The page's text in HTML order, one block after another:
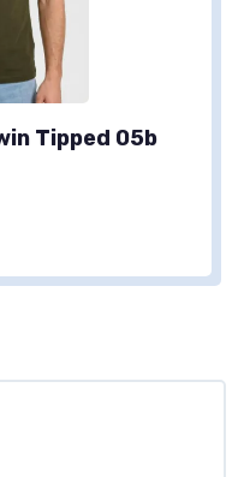
Tipped 05b